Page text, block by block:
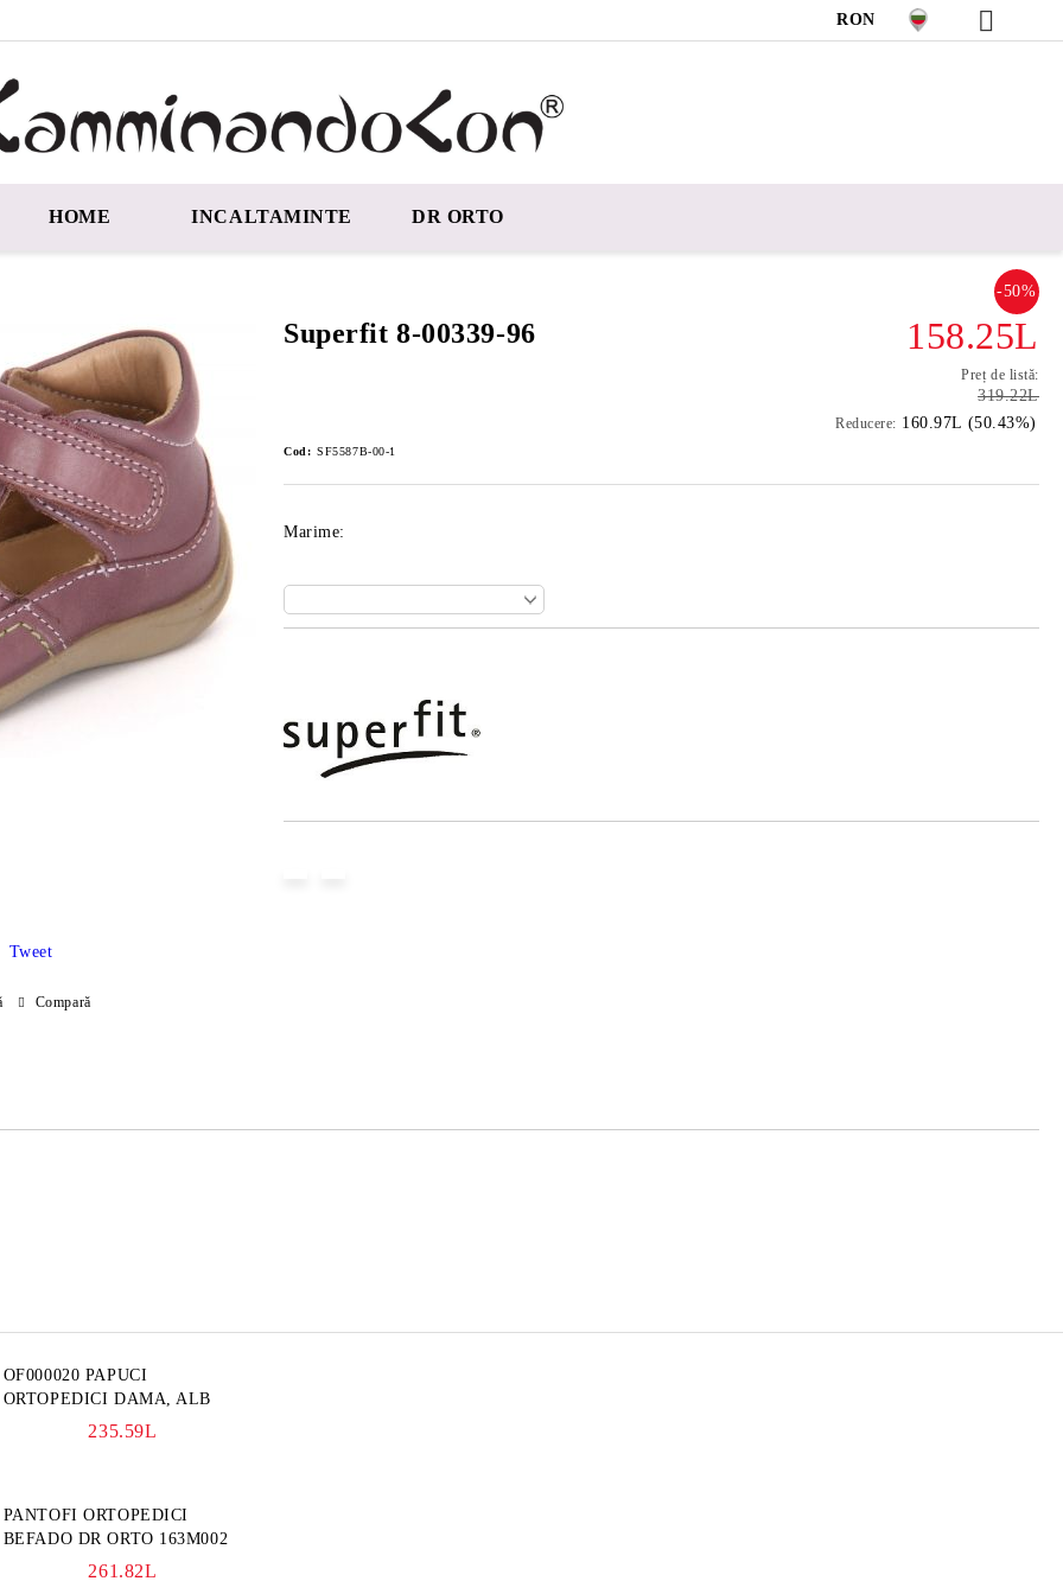
RON
HOME INCALTAMINTE DR ORTO
Superfit 8-00339-96
-50%
158.25L
Preț de listă:
319.22L
Reducere: 160.97L (50.43%)
Cod: SF5587B-00-1
Marime:
Tweet
Compară
OF000020 PAPUCI
ORTOPEDICI DAMA, ALB
235.59L
PANTOFI ORTOPEDICI
BEFADO DR ORTO 163M002
261.82L